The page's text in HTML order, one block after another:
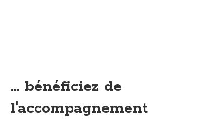
... bénéficiez de
l'accompagnement